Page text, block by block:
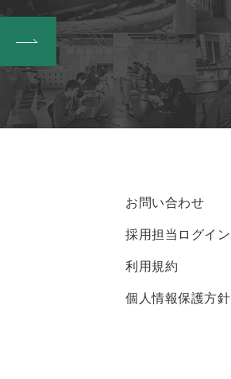
お問い合わせ
採用担当ログイン
利用規約
個人情報保護方針